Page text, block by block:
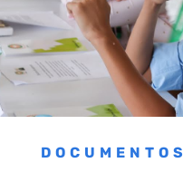
DOCUMENTOS